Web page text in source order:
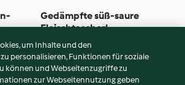
20 Min
Gedämpfte süß-saure
Fleischtascherl
3.9 (8)
um Inhalte und den
personalisieren, Funktionen für soziale
können und Webseitenzugriffe zu
zur Webseitennutzung geben